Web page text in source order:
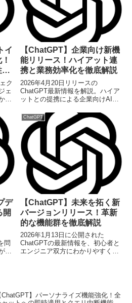
イ
を
ク
ェ
ら
【ChatGPT】企業向け新機
能リリース！ハイアット連
携と業務効率化を徹底解説
2026年4月20日リリースの
ChatGPT最新情報を解説。ハイア
ットとの提携による企業向けAIの
効率化のポイントを整理しまし
た。
デ
開
問
可
ChatGPT
【ChatGPT】未来を拓く新
バージョンリリース！革新
的な機能群を徹底解説
2026年1月13日に公開された
ChatGPTの最新情報を、初心者と
エンジニア双方にわかりやすく解
ChatGPT】パーソナライズ機能強化！全